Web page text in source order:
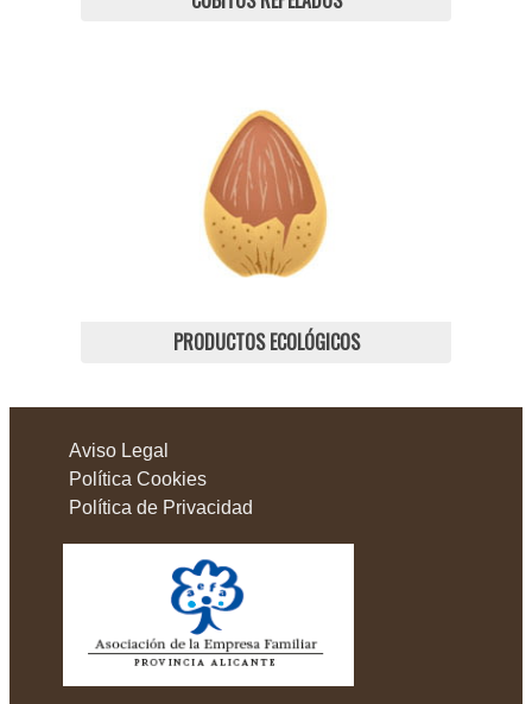
PRODUCTOS ECOLÓGICOS
Aviso Legal
Política Cookies
Política de Privacidad